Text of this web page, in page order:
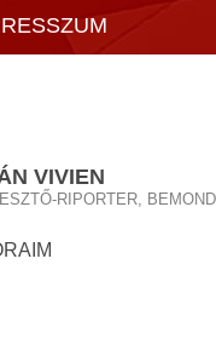
VIVIEN
RIPORTER,